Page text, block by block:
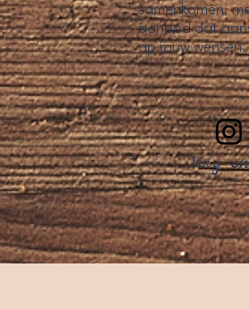
samenkomen,
aanbod dat
op jouw wensen.
Volg